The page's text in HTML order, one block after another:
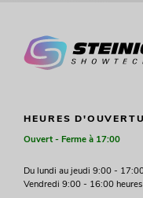
HEURES
Ouvert - Ferme à 17:00
Du lundi au jeudi 9:00 -
Vendredi 9:00 - 16:00 heures